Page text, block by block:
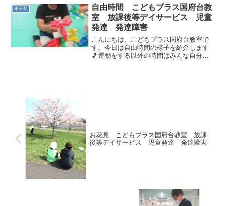
路での安全確認について学びました！！
信号が点滅しているときに...
未分類
自由時間 こどもプラス国府台教
室 放課後等デイサービス 児童
発達 発達障害
こんにちは、こどもプラス国府台教室で
す。今日は自由時間の様子を紹介します
🎵運動をする以外の時間はみんな自分の
お花見 こどもプラス国府台教室 放課
後等デイサービス 児童発達 発達障害